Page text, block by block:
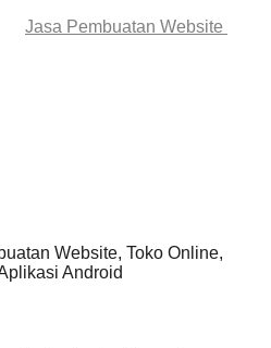
Jasa Pembuatan Website
Website, Toko Online,
Android